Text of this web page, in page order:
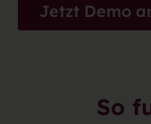
Jetzt Demo
So